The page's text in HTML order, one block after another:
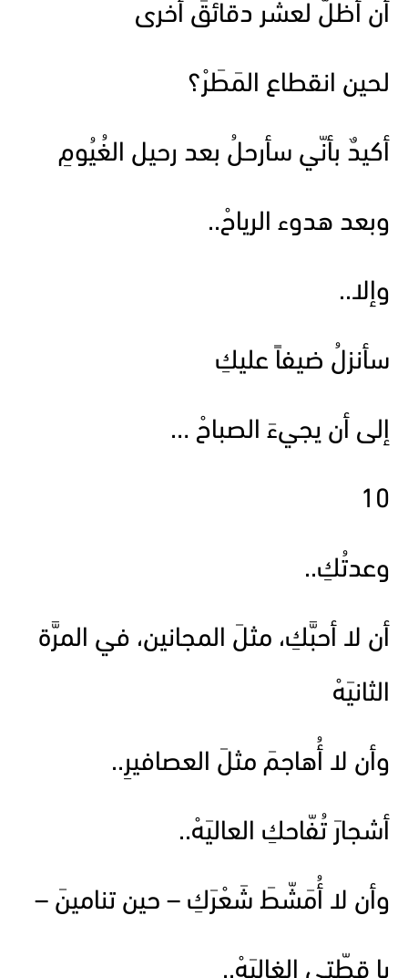
أن أظلَّ لعشر دقائقَ أخرى
لحين انقطاع المَطَرْ؟
أكيدٌ بأنّي سأرحلُ بعد رحيل الغُيُومِ
وبعد هدوء الرياحْ..
وإلا..
سأنزلُ ضيفاً عليكِ
إلى أن يجيءَ الصباحْ …
10
وعدتُكِ..
أن لا أحبَّكِ، مثلَ المجانين، في المرَّة
الثانيَهْ
وأن لا أُهاجمَ مثلَ العصافيرِ..
أشجارَ تُفّاحكِ العاليَهْ..
وأن لا أُمَشّطَ شَعْرَكِ – حين تنامينَ –
يا قطّتي الغاليَهْ..